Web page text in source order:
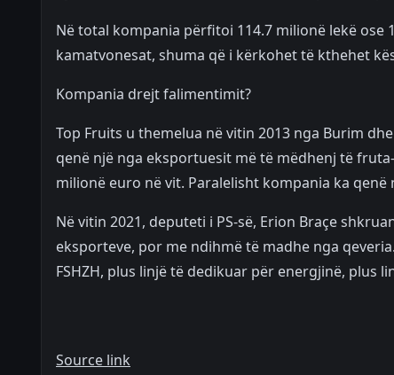
Në total kompania përfitoi 114.7 milionë lekë
kamatvonesat, shuma që i kërkohet të kthehet
Kompania drejt falimentimit?
Top Fruits u themelua në vitin 2013 nga Burim
qenë një nga eksportuesit më të mëdhenj të
milionë euro në vit. Paralelisht kompania ka
Në vitin 2021, deputeti i PS-së, Erion Braçe
eksporteve, por me ndihmë të madhe nga
FSHZH, plus linjë të dedikuar për energjinë, plus
Source link